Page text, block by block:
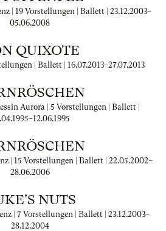
| 19 Vorstellungen | Ballett | 23.12.2003–
05.06.2008
QUIXOTE
| Ballett | 16.07.2013–27.07.2013
Aurora | 5 Vorstellungen | Ballett |
–12.06.1995
| 15 Vorstellungen | Ballett | 22.05.2002–
28.06.2006
NUTS
| 7 Vorstellungen | Ballett | 23.12.2003–
28.12.2004